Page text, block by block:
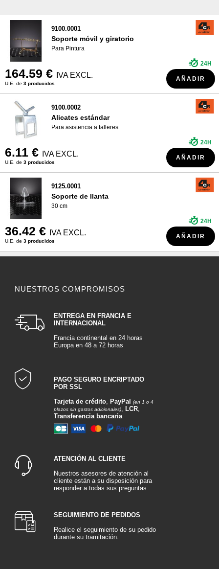
9100.0001
Soporte móvil y giratorio
Para Pintura
164.59 € IVA EXCL.
U.E. de 3 producidos
24H
AÑADIR
9100.0002
Alicates estándar
Para asistencia a talleres
6.11 € IVA EXCL.
U.E. de 3 producidos
24H
AÑADIR
9125.0001
Soporte de llanta
30 cm
36.42 € IVA EXCL.
U.E. de 3 producidos
24H
AÑADIR
NUESTROS COMPROMISOS
ENTREGA EN FRANCIA E
INTERNACIONAL
Francia continental en 24 horas
Europa en 48 a 72 horas
PAGO SEGURO ENCRIPTADO
POR SSL
Tarjeta de crédito, PayPal
(en 1 o 4
plazos sin gastos adicionales), LCR,
Transferencia bancaria
ATENCIÓN AL CLIENTE
Nuestros asesores de atención al
cliente están a su disposición para
responder a todas sus preguntas.
SEGUIMIENTO DE PEDIDOS
Realice el seguimiento de su pedido
durante su tramitación.